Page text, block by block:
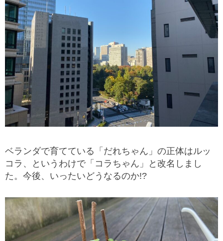
ベランダで育てている「だれちゃん」の正体はルッ
コラ、というわけで「コラちゃん」と改名しまし
た。今後、いったいどうなるのか!?